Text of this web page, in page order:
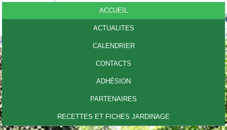
ACCUEIL
ACTUALITES
CALENDRIER
CONTACTS
ADHÉSION
PARTENAIRES
RECETTES ET FICHES JARDINAGE